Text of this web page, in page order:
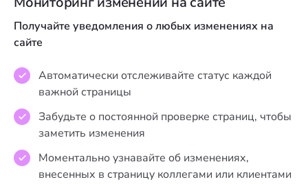
Получайте уведомления о любых изменениях на
сайте
Автоматически отслеживайте статус каждой
важной страницы
Забудьте о постоянной проверке страниц, чтобы
заметить изменения
Моментально узнавайте об изменениях,
внесенных в страницу коллегами или клиентами